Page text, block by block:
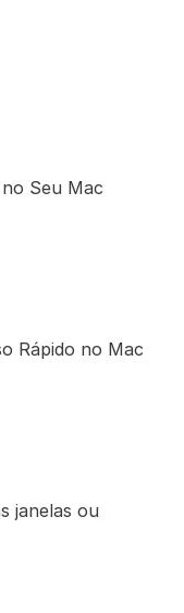
Seu Mac
Rápido no Mac
janelas ou